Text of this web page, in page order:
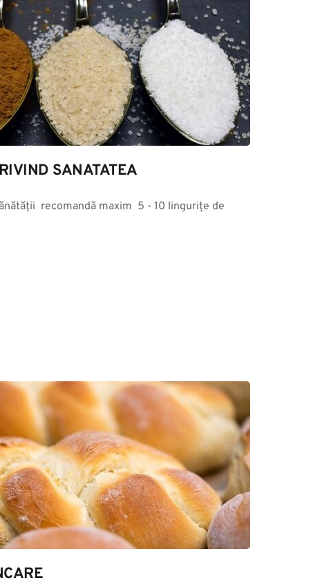
SANATATEA
recomandă maxim  5 - 10 lingurițe de